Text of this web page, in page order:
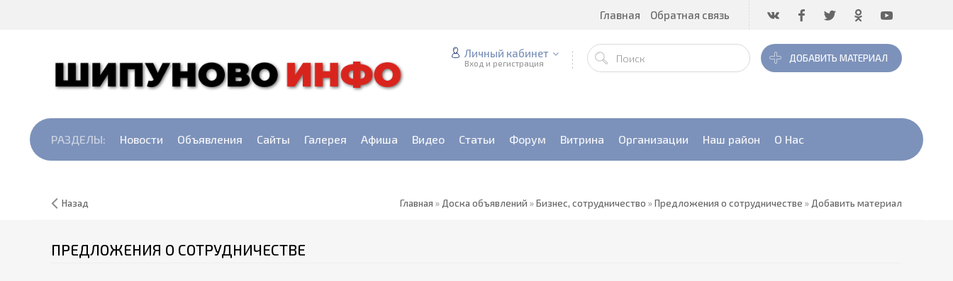
Главная Обратная связь
ДОБАВИТЬ МАТЕРИАЛ
Личный кабинет
Вход и регистрация
РАЗДЕЛЫ: Новости Объявления Сайты Галерея Афиша Видео Статьи Форум Витрина Организации Наш район О Нас
Назад Главная » Доска объявлений »Бизнес, сотрудничество »Предложения о сотрудничестве » Добавить материал
ПРЕДЛОЖЕНИЯ О СОТРУДНИЧЕСТВЕ